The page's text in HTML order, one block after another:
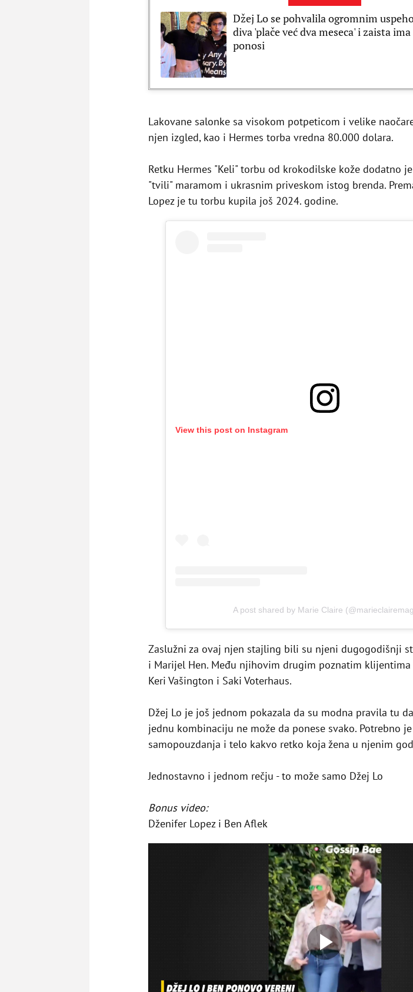
Džej Lo se pohvalila ogromnim
diva 'plače već dva meseca' i zaista
ponosi
Lakovane salonke sa visokom potpeticom i velike
njen izgled, kao i Hermes torba vredna 80.000 dolara.
Retku Hermes "Keli" torbu od krokodilske kože dodatno
"tvili" maramom i ukrasnim priveskom istog brenda.
Lopez je tu torbu kupila još 2024. godine.
View this post on Instagram
A post shared by Marie Claire
Zaslužni za ovaj njen stajling bili su njeni dugogodišnji
i Marijel Hen. Među njihovim drugim poznatim klijentima
Keri Vašington i Saki Voterhaus.
Džej Lo je još jednom pokazala da su modna pravila tu
jednu kombinaciju ne može da ponese svako. Potrebno
samopouzdanja i telo kakvo retko koja žena u njenim
Jednostavno i jednom rečju - to može samo Džej Lo
Bonus video:
Dženifer Lopez i Ben Aflek